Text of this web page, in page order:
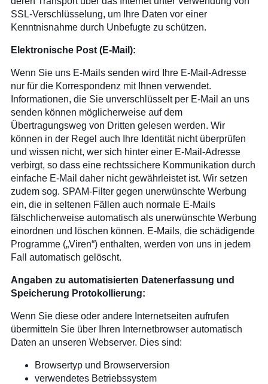
SSL-Verschlüsselung, um Ihre Daten vor einer
Kenntnisnahme durch Unbefugte zu schützen.
Elektronische Post (E-Mail):
Wenn Sie uns E-Mails senden wird Ihre E-Mail-Adresse
nur für die Korrespondenz mit Ihnen verwendet.
Informationen, die Sie unverschlüsselt per E-Mail an uns
senden können möglicherweise auf dem
Übertragungsweg von Dritten gelesen werden. Wir
können in der Regel auch Ihre Identität nicht überprüfen
und wissen nicht, wer sich hinter einer E-Mail-Adresse
verbirgt, so dass eine rechtssichere Kommunikation durch
einfache E-Mail daher nicht gewährleistet ist. Wir setzen
zudem sog. SPAM-Filter gegen unerwünschte Werbung
ein, die in seltenen Fällen auch normale E-Mails
fälschlicherweise automatisch als unerwünschte Werbung
einordnen und löschen können. E-Mails, die schädigende
Programme („Viren“) enthalten, werden von uns in jedem
Fall automatisch gelöscht.
Angaben zu automatisierten Datenerfassung und
Speicherung Protokollierung:
Wenn Sie diese oder andere Internetseiten aufrufen
übermitteln Sie über Ihren Internetbrowser automatisch
Daten an unseren Webserver. Dies sind:
Browsertyp und Browserversion
verwendetes Betriebssystem